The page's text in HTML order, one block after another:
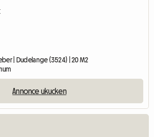
| Dudelange (3524) | 20 M2
Annonce ukucken